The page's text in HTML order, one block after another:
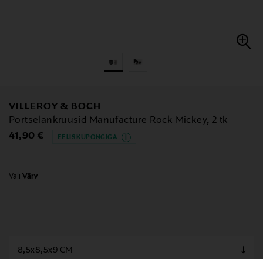
VILLEROY & BOCH
Portselankruusid Manufacture Rock Mickey, 2 tk
Original Price
41,90 € EELIS KUPONGIGA
Vali Värv